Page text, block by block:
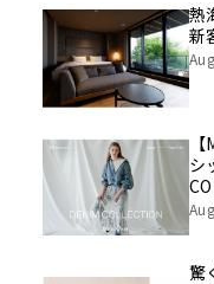
像
熱
新
シ
公
驚